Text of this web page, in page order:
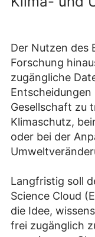
Der Nutzen des
Forschung
zugängliche
Gesellschaft zu
Klimaschutz,
oder bei der
Langfristig soll
Science Cloud
die Idee,
frei zugänglich